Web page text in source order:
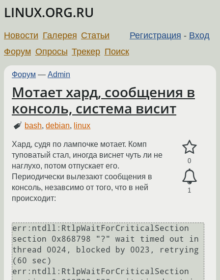
LINUX.ORG.RU
Регистрация - Вход
Новости Галерея Статьи
Форум Опросы Трекер Поиск
Форум — Admin
Мотает хард, сообщения в
консоль, система висит
bash,debian, linux
0
1
Хард, судя по лампочке мотает. Комп
туповатый стал, иногда виснет чуть ли не
наглухо, потом отпускает его.
Периодически вылезают сообщения в
консоль, незавсимо от того, что в ней
происходит:
err:ntdll:RtlpWaitForCriticalSection
section 0x868798 "?" wait timed out in
thread 0024, blocked by 0023, retrying
(60 sec)
err:ntdll:RtlpWaitForCriticalSection